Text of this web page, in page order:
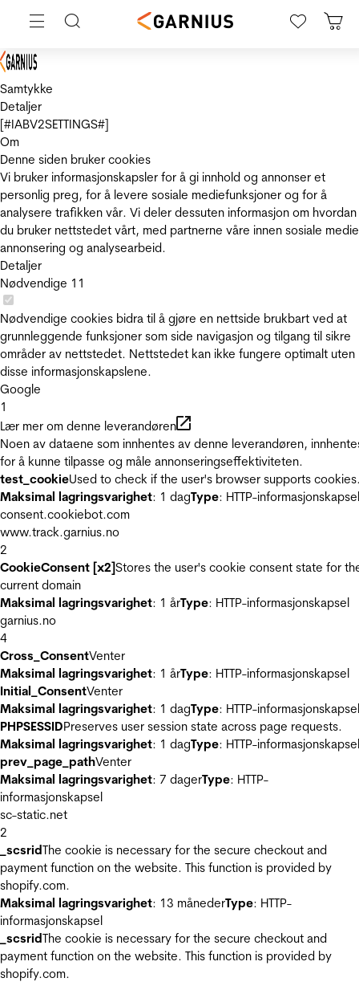
Samtykke
Detaljer
[#IABV2SETTINGS#]
Om
Denne siden bruker cookies
Vi bruker informasjonskapsler for å gi innhold og annonser et
personlig preg, for å levere sosiale mediefunksjoner og for å
analysere trafikken vår. Vi deler dessuten informasjon om hvordan
du bruker nettstedet vårt, med partnerne våre innen sosiale
annonsering og analysearbeid.
Detaljer
Nødvendige 11
Nødvendige cookies bidra til å gjøre en nettside brukbart ved at
grunnleggende funksjoner som side navigasjon og tilgang til sikre
områder av nettstedet. Nettstedet kan ikke fungere optimalt uten
disse informasjonskapslene.
Google
1
Lær mer om denne leverandøren
Noen av dataene som innhentes av denne leverandøren,
for å kunne tilpasse og måle annonseringseffektiviteten.
test_cookieUsed to check if the user's browser supports
Maksimal lagringsvarighet: 1 dagType: HTTP-informasjonskapsel
consent.cookiebot.com
www.track.garnius.no
2
CookieConsent [x2]Stores the user's cookie consent state for
current domain
Maksimal lagringsvarighet: 1 årType: HTTP-informasjonskapsel
garnius.no
4
Cross_ConsentVenter
Maksimal lagringsvarighet: 1 årType: HTTP-informasjonskapsel
Initial_ConsentVenter
Maksimal lagringsvarighet: 1 dagType: HTTP-informasjonskapsel
PHPSESSIDPreserves user session state across page requests.
Maksimal lagringsvarighet: 1 dagType: HTTP-informasjonskapsel
prev_page_pathVenter
Maksimal lagringsvarighet: 7 dagerType: HTTP-
informasjonskapsel
sc-static.net
2
_scsridThe cookie is necessary for the secure checkout and
payment function on the website. This function is provided by
shopify.com.
Maksimal lagringsvarighet: 13 månederType: HTTP-
informasjonskapsel
_scsridThe cookie is necessary for the secure checkout and
payment function on the website. This function is provided by
shopify.com.